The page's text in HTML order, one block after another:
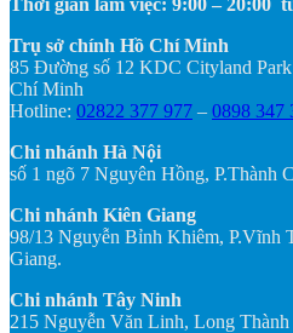
Trụ sở chính Hồ Chí Minh
85 Đường số 12 KDC Cityland
Chí Minh
Hotline: 02822 377 977 – 0898 347
Chi nhánh Hà Nội
số 1 ngõ 7 Nguyên Hồng, P.Thành
Chi nhánh Kiên Giang
98/13 Nguyễn Bỉnh Khiêm, P.Vĩnh
Giang.
Chi nhánh Tây Ninh
215 Nguyễn Văn Linh, Long